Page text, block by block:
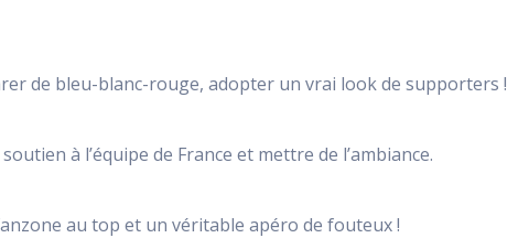
de bleu-blanc-rouge, adopter un vrai look de supporters !
à l’équipe de France et mettre de l’ambiance.
au top et un véritable apéro de fouteux !